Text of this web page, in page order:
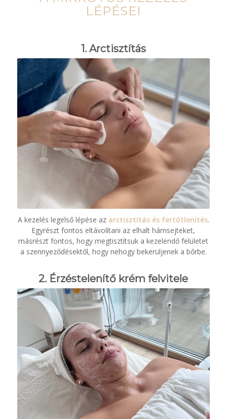
LÉPÉSEI
1. Arctisztítás
A kezelés legelső lépése az arctisztítás és fertőtlenítés.
Egyrészt fontos eltávolítani az elhalt hámsejteket,
másrészt fontos, hogy megtisztítsuk a kezelendő felületet
a szennyeződésektől, hogy nehogy bekerüljenek a bőrbe.
2. Érzéstelenítő krém felvitele